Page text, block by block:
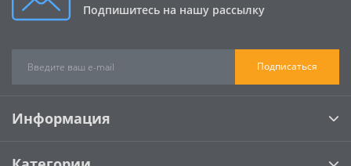
Подпишитесь на нашу рассылку
Подписаться
Информация